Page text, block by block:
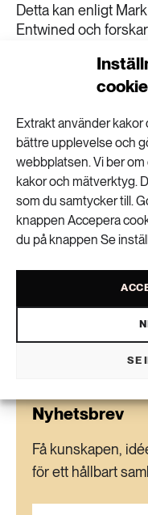
Extrakt använder
bättre upplevelse och
webbplatsen. Vi ber
kakor och mätverktyg.
som du samtycker till.
knappen Accepera
du på knappen Se
SE
473 ARTIKLAR
Vatten
Detta kan enligt
Entwined och
negativa
och
utmaningarna för
Sanctuary att urskilja
och vad som
arbetsförhållanden.
Läs mer här
VISA
Nyhetsbrev
Få kunskapen,
för ett hållbart